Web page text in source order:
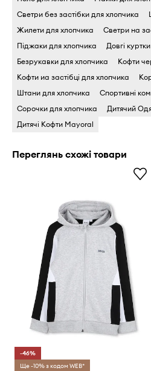
Светри без застібки для хлопчика
Жилети для хлопчика
Светри на
Піджаки для хлопчика
Довгі
Безрукавки для хлопчика
Кофти
Кофти иа застібці для хлопчика
Штани для хлопчика
Спортивні
Сорочки для хлопчика
Дитячий
Дитячі Кофти Mayoral
Переглянь схожі товари
-46%
Ще -10% з кодом WEB*